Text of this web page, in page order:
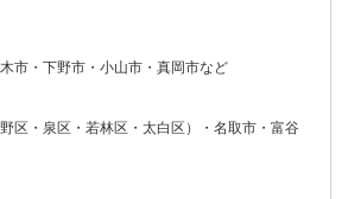
市・下野市・小山市・真岡市など
区・泉区・若林区・太白区）・名取市・富谷